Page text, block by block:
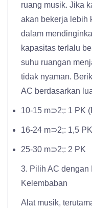
ruang musik. Jika
akan bekerja lebih
dalam
kapasitas terlalu
suhu ruangan
tidak nyaman.
AC berdasarkan
10-15 m⊃2;: 1 PK
16-24 m⊃2;: 1,5 PK
25-30 m⊃2;: 2 PK
3. Pilih AC dengan
Kelembaban
Alat musik,